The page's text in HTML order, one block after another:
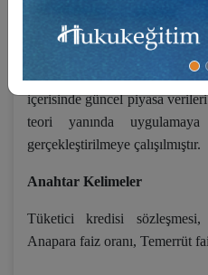
akabinde tüketici kredisi
faiz oranlarının hukuka
çalışmamızın özünü
içerisinde güncel piyasa
teori yanında
gerçekleştirilmeye çalışılmıştır.
Anahtar Kelimeler
Tüketici kredisi
Anapara faiz oranı, Temerrüt